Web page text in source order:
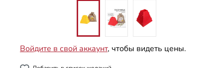
Войдите в свой аккаунт, чтобы видеть цены.